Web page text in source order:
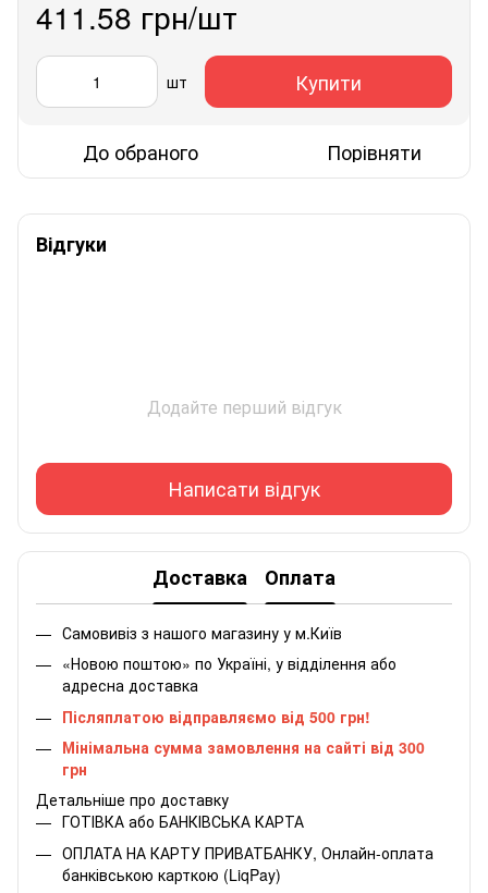
411.58 грн/шт
шт Купити
До обраного Порівняти
Відгуки
Додайте перший відгук
Написати відгук
Доставка Оплата
Самовивіз з нашого магазину у м.Київ
«Новою поштою» по Україні, у відділення або
адресна доставка
Післяплатою відправляємо від 500 грн!
Мінімальна сумма замовлення на сайті від 300
грн
Детальніше про доставку
ГОТІВКА або БАНКІВСЬКА КАРТА
ОПЛАТА НА КАРТУ ПРИВАТБАНКУ, Онлайн-оплата
банківською карткою (LiqPay)